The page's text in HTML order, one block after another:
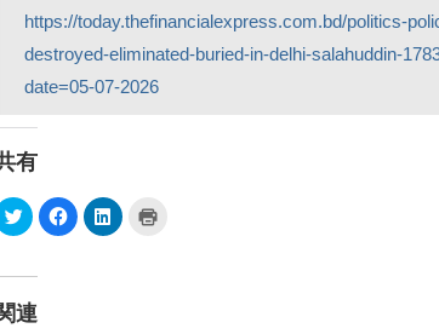
https://today.thefinancialexpress.com.bd/politics-
destroyed-eliminated-buried-in-delhi-salahuddin-
date=05-07-2026
有
ク
リ
T
w
F
a
ク
リ
連